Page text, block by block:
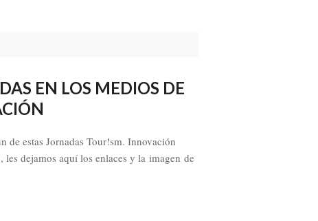
EN LOS MEDIOS DE
de estas Jornadas Tour!sm. Innovación
les dejamos aquí los enlaces y la imagen de